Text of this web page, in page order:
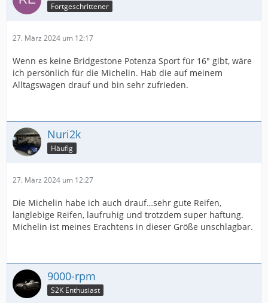
Fortgeschrittener
27. März 2024 um 12:17
Wenn es keine Bridgestone Potenza Sport für 16" gibt, wäre
ich persönlich für die Michelin. Hab die auf meinem
Alltagswagen drauf und bin sehr zufrieden.
Nuri2k
Häufig
27. März 2024 um 12:27
Die Michelin habe ich auch drauf…sehr gute Reifen,
langlebige Reifen, laufruhig und trotzdem super haftung.
Michelin ist meines Erachtens in dieser Größe unschlagbar.
9000-rpm
S2K Enthusiast